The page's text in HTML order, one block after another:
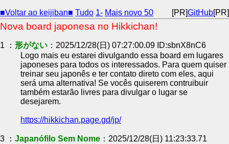
■Voltar ao keijiban■ Tudo 1- Mais novo 50 [PR]GitHub[PR]
Nova board japonesa no Hikkichan!
1 ： 形がない ：2025/12/28(日) 07:27:00.09 ID:sbnX8nC6
Logo mais eu estarei divulgando essa board em lugares
japoneses para todos os interessados. Para quem quiser
treinar seu japonês e ter contato direto com eles, aqui
será uma alternativa! Se vocês quiserem contruibuir
também estarão livres para divulgar o lugar se
desejarem.
https://hikkichan.page.gd/jp/
3 ： Japanófilo Sem Nome ：2025/12/28(日) 11:23:33.71